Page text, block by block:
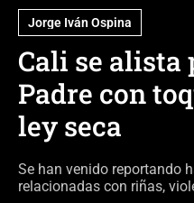
Jorge Iván Ospina
Cali se alista
Padre con
ley seca
Se han venido reportando
relacionadas con riñas,